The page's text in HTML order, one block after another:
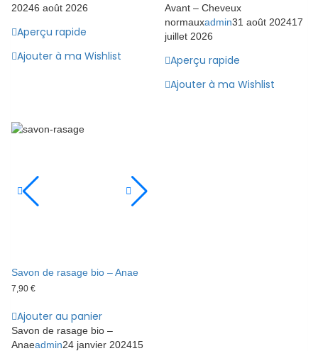
20246 août 2026
Aperçu rapide
Ajouter à ma Wishlist
Avant – Cheveux
normauxadmin31 août 202417
juillet 2026
Aperçu rapide
Ajouter à ma Wishlist
Savon de rasage bio – Anae
7,90 €
Ajouter au panier
Savon de rasage bio –
Anaeadmin24 janvier 202415